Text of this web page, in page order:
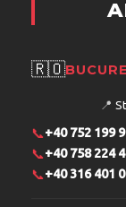
🇷🇴
📍
📞+40 752 199
📞+40 758 224
📞+40 316 401